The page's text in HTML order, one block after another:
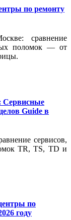
по ремонту
сравнение
поломок — от
Сервисные
Guide в
сервисов,
TR, TS, TD и
по
году